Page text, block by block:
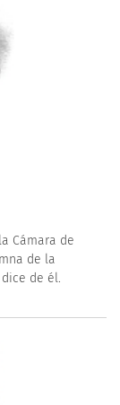
Cámara de
de la
de él.